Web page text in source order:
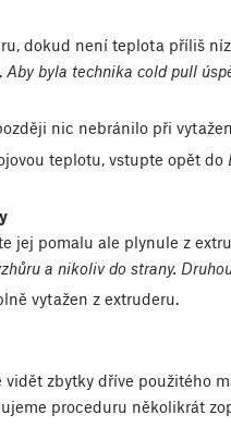
dokud není teplota příliš
Aby byla technika cold pull
nic nebránilo při
teplotu, vstupte opět do
jej pomalu ale plynule z
a nikoliv do strany.
vytažen z extruderu.
zbytky dříve použitého
proceduru několikrát